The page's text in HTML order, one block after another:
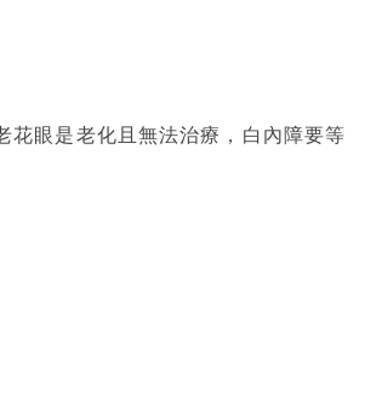
花眼是老化且無法治療，白內障要等